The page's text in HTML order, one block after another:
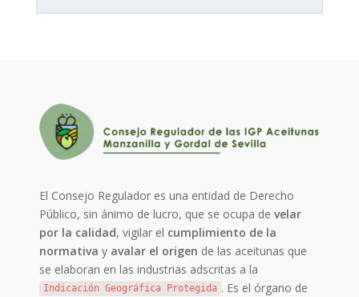
El Consejo Regulador es una entidad de Derecho
Público, sin ánimo de lucro, que se ocupa develar
por la calidad, vigilar el cumplimiento de la
normativa y avalar el origen de las aceitunas que
se elaboran en las industrias adscritas a la
Indicación Geográfica Protegida . Es el órgano de